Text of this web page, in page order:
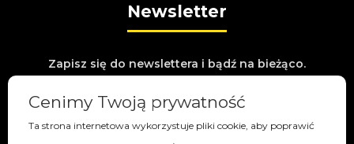
Newsletter
Zapisz się do newslettera i bądź na bieżąco.
Cenimy Twoją prywatność
Ta strona internetowa wykorzystuje pliki cookie, aby poprawić